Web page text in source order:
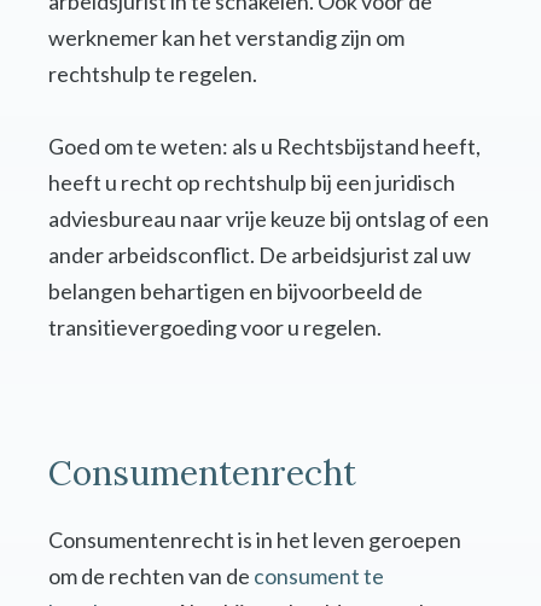
werknemer kan het verstandig zijn om
rechtshulp te regelen.
Goed om te weten: als u Rechtsbijstand heeft,
heeft u recht op rechtshulp bij een juridisch
adviesbureau naar vrije keuze bij ontslag of een
ander arbeidsconflict. De arbeidsjurist zal uw
belangen behartigen en bijvoorbeeld de
transitievergoeding voor u regelen.
Consumentenrecht
Consumentenrecht is in het leven geroepen
om de rechten van de consument te